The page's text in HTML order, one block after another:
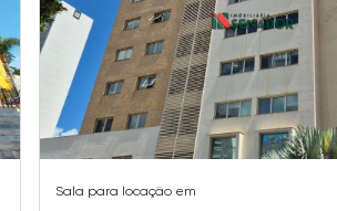
Sala para locação em